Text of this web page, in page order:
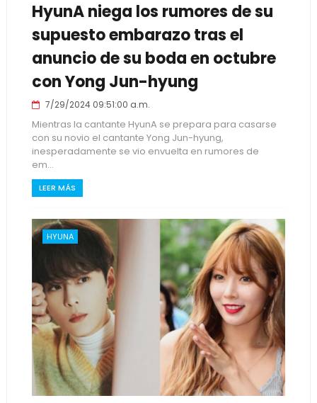
HyunA niega los rumores de su
supuesto embarazo tras el
anuncio de su boda en octubre
con Yong Jun-hyung
7/29/2024 09:51:00 a.m.
Mientras la cantante HyunA se prepara para casarse
con su novio el cantante Yong Jun-hyung,
inesperadamente se vio envuelta en rumores de
em...
LEER MÁS
HYUNA